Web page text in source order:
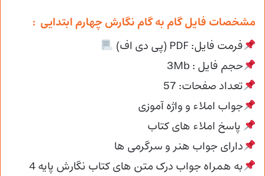
مشخصات فایل گام به گام نگارش چهارم ابتدایی :
فرمت فایل: PDF (پی دی اف)
حجم فایل : 3Mb
تعداد صفحات: 57
جواب املاء و واژه آموزی
پاسخ املاء های کتاب
دارای جواب هنر و سرگرمی ها
به همراه جواب درک متن های کتاب نگارش پایه 4